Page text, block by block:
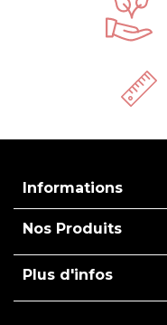
Informations
Nos Produits
Plus d'infos